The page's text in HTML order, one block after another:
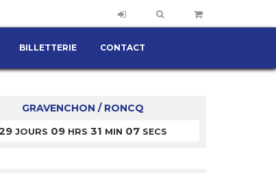
BILLETTERIE CONTACT
GRAVENCHON / RONCQ
JOURS 09 HRS 31 MIN 07 SECS